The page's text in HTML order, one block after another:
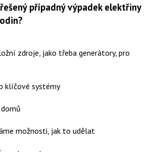
případný výpadek elektřiny
zdroje, jako třeba generátory, pro
klíčové systémy
možnosti, jak to udělat